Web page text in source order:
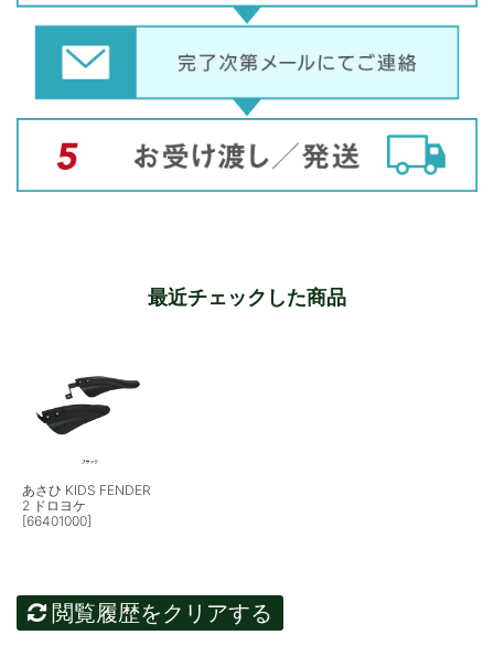
最近チェックした商品
あさひ KIDS FENDER
2 ドロヨケ
[66401000]
閲覧履歴をクリアする